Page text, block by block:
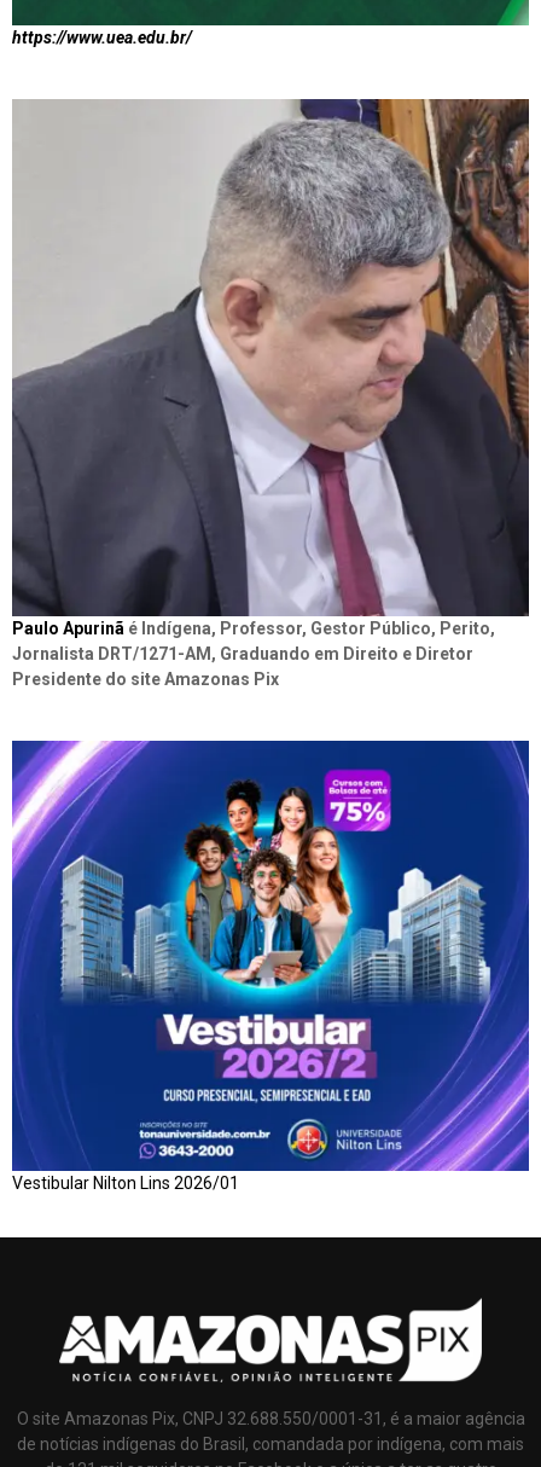
https://www.uea.edu.br/
Paulo Apurinã é Indígena, Professor, Gestor Público, Perito,
Jornalista DRT/1271-AM, Graduando em Direito e Diretor
Presidente do site Amazonas Pix
Vestibular Nilton Lins 2026/01
O site Amazonas Pix, CNPJ 32.688.550/0001-31, é a maior agência
de notícias indígenas do Brasil, comandada por indígena, com mais